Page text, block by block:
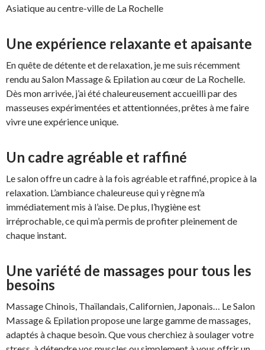
Asiatique au centre-ville de La Rochelle
Une expérience relaxante et apaisante
En quête de détente et de relaxation, je me suis récemment
rendu au Salon Massage & Epilation au cœur de La Rochelle.
Dès mon arrivée, j’ai été chaleureusement accueilli par des
masseuses expérimentées et attentionnées, prêtes à me faire
vivre une expérience unique.
Un cadre agréable et raffiné
Le salon offre un cadre à la fois agréable et raffiné, propice à la
relaxation. L’ambiance chaleureuse qui y règne m’a
immédiatement mis à l’aise. De plus, l’hygiène est
irréprochable, ce qui m’a permis de profiter pleinement de
chaque instant.
Une variété de massages pour tous les
besoins
Massage Chinois, Thaïlandais, Californien, Japonais… Le Salon
Massage & Epilation propose une large gamme de massages,
adaptés à chaque besoin. Que vous cherchiez à soulager votre